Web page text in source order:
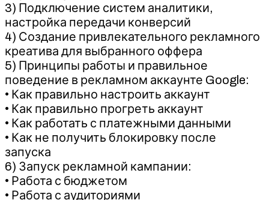
3) Подключение систем аналитики,
настройка передачи конверсий
4) Создание привлекательного рекламного
креатива для выбранного оффера
5) Принципы работы и правильное
поведение в рекламном аккаунте Google:
• Как правильно настроить аккаунт
• Как правильно прогреть аккаунт
• Как работать с платежными данными
• Как не получить блокировку после
запуска
6) Запуск рекламной кампании:
• Работа с бюджетом
• Работа с аудиториями